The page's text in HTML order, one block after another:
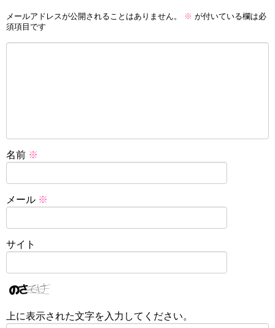
メールアドレスが公開されることはありません。 ※ が付いている欄は必
須項目です
名前 ※
メール ※
サイト
上に表示された文字を入力してください。